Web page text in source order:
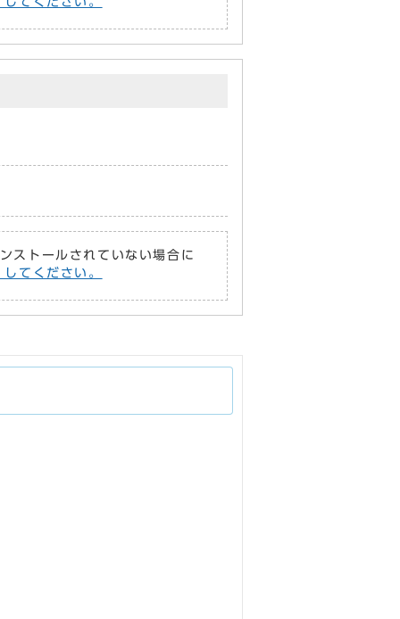
トールされていない場合に
てください。